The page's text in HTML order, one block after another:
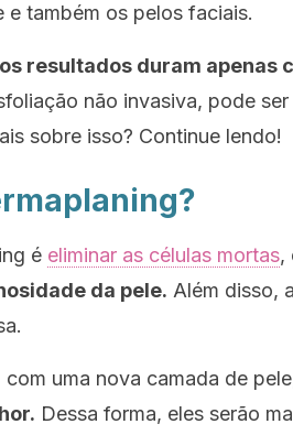
e também os pelos faciais.
resultados duram apenas
não invasiva, pode
sobre isso? Continue lendo!
é eliminar as células mortas,
da pele. Além disso,
uma nova camada de
Dessa forma, eles serão